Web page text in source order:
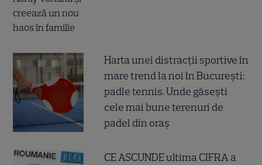
Harta unei distracții sportive în
mare trend la noi în București:
padle tennis. Unde găsești
cele mai bune terenuri de
padel din oraș
CE ASCUNDE ultima CIFRA a